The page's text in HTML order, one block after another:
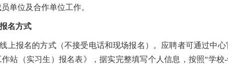
单位及合作单位工作。
名方式
上报名的方式（不接受电话和现场报名）。应聘者可通过中
站（实习生）报名表》，据实完整填写个人信息，按照“学校